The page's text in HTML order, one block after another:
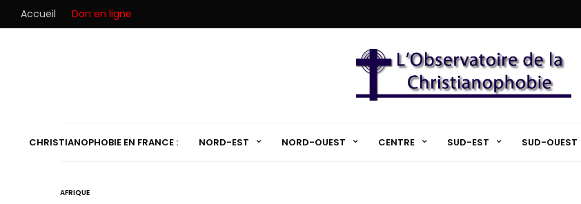
Accueil Don en ligne
CHRISTIANOPHOBIE EN FRANCE : NORD-EST NORD-OUEST CENTRE SUD-EST SUD-OUEST
AFRIQUE